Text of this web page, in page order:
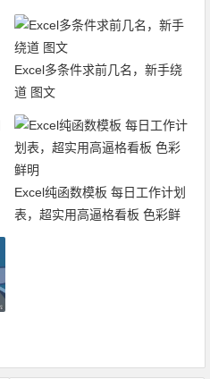
Excel多条件求前几名，新手绕
道 图文
Excel纯函数模板 每日工作计划
表，超实用高逼格看板 色彩鲜